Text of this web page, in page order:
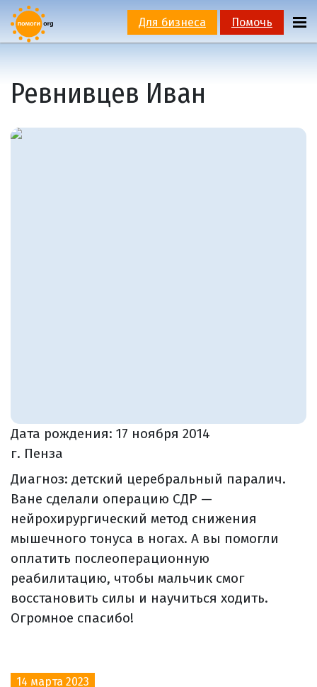
Для бизнеса Помочь
Ревнивцев Иван
Дата рождения: 17 ноября 2014
г. Пенза
Диагноз: детский церебральный паралич.
Ване сделали операцию СДР —
нейрохирургический метод снижения
мышечного тонуса в ногах. А вы помогли
оплатить послеоперационную
реабилитацию, чтобы мальчик смог
восстановить силы и научиться ходить.
Огромное спасибо!
14 марта 2023